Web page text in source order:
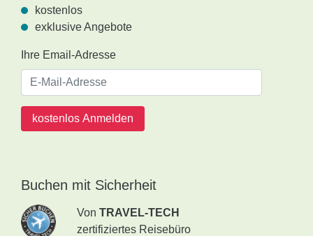
kostenlos
exklusive Angebote
Ihre Email-Adresse
kostenlos Anmelden
Buchen mit Sicherheit
Von TRAVEL-TECH
zertifiziertes Reisebüro